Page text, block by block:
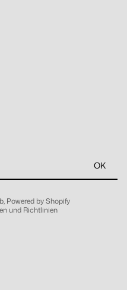
OK
, Powered by Shopify
und Richtlinien